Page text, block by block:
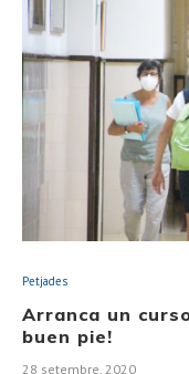
Petjades
Arranca un
buen pie!
28 setembre, 2020